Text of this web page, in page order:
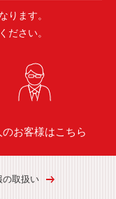
ります。
ださい。
のお客様はこちら
の取扱い